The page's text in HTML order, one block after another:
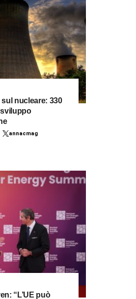
sul nucleare: 330
annacmag
“L’UE può